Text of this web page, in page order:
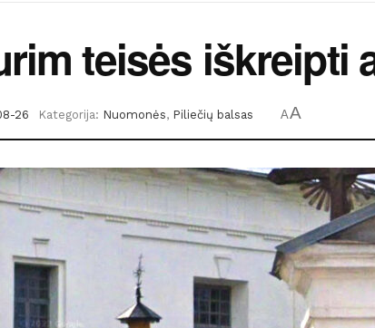
teisės iškreipti
26 Kategorija: Nuomonės, Piliečių balsas AA